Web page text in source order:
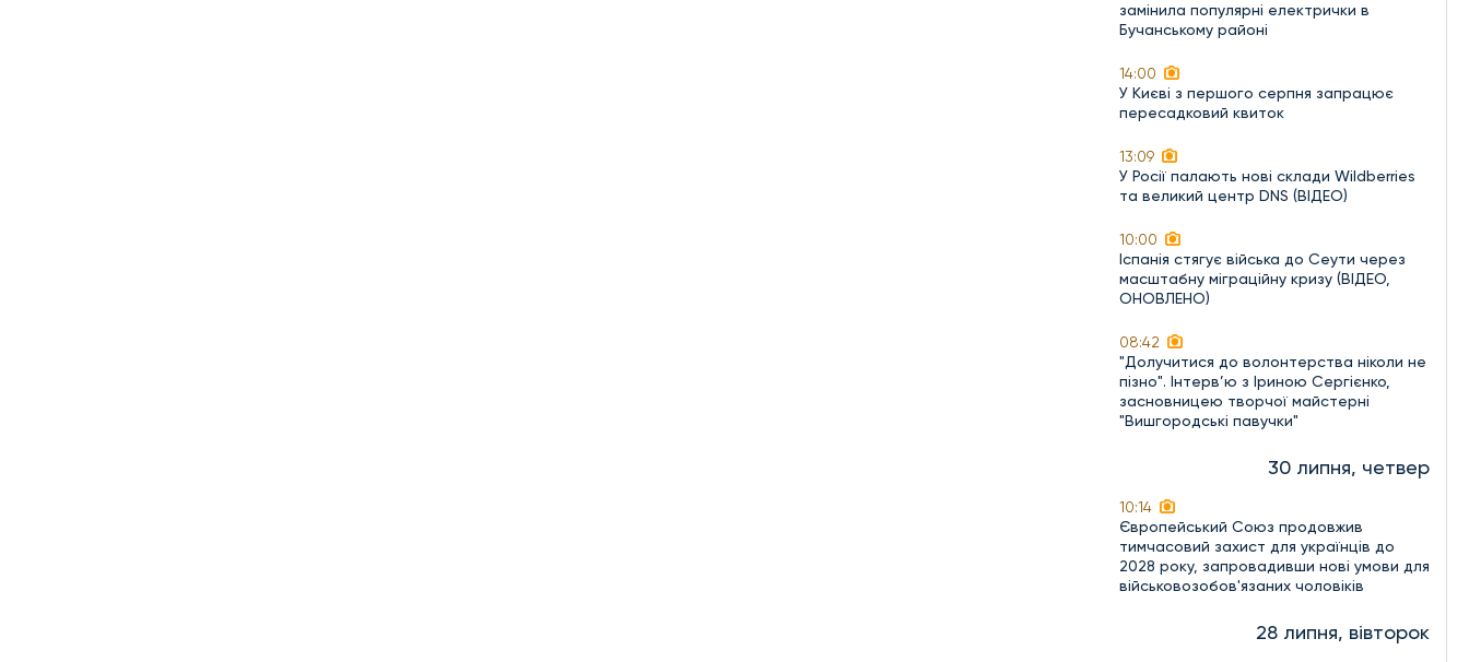
замінила популярні електрички в
Бучанському районі
14:00
У Києві з першого серпня запрацює
пересадковий квиток
13:09
У Росії палають нові склади Wildberries
та великий центр DNS (ВІДЕО)
10:00
Іспанія стягує війська до Сеути через
масштабну міграційну кризу (ВІДЕО,
ОНОВЛЕНО)
08:42
"Долучитися до волонтерства ніколи не
пізно". Інтерв’ю з Іриною Сергієнко,
засновницею творчої майстерні
"Вишгородські павучки"
30 липня, четвер
10:14
Європейський Союз продовжив
тимчасовий захист для українців до
2028 року, запровадивши нові умови для
військовозобов'язаних чоловіків
28 липня, вівторок